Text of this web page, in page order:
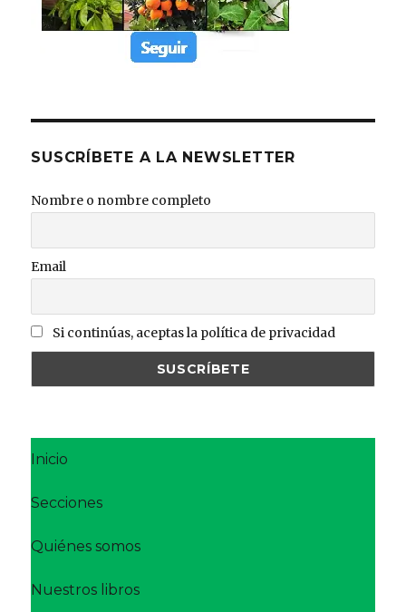
SUSCRÍBETE A LA NEWSLETTER
Nombre o nombre completo
Email
Si continúas, aceptas la política de privacidad
Inicio
Secciones
Quiénes somos
Nuestros libros